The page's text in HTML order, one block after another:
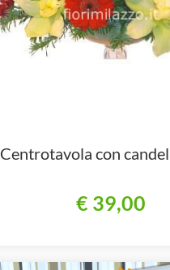
Centrotavola con
€ 39,00